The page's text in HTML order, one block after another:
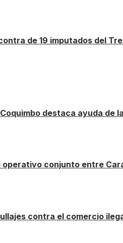
de 19 imputados del
destaca ayuda
conjunto entre
contra el comercio